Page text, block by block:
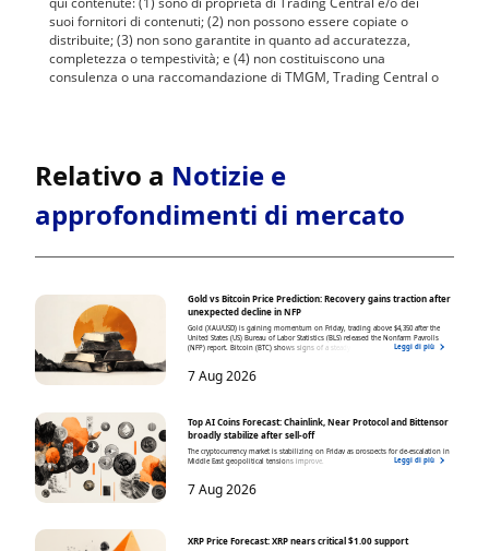
Relativo a Notizie e
approfondimenti di mercato
Gold vs Bitcoin Price Prediction: Recovery gains traction after
unexpected decline in NFP
Gold (XAU/USD) is gaining momentum on Friday, trading above $4,350 after the
United States (US) Bureau of Labor Statistics (BLS) released the Nonfarm Payrolls
(NFP) report. Bitcoin (BTC) shows signs of a steady recovery above $65,000, buoyed
Leggi di più
7 Aug 2026
Top AI Coins Forecast: Chainlink, Near Protocol and Bittensor
broadly stabilize after sell-off
The cryptocurrency market is stabilizing on Friday as prospects for de-escalation in
Middle East geopolitical tensions improve.
Leggi di più
7 Aug 2026
XRP Price Forecast: XRP nears critical $1.00 support